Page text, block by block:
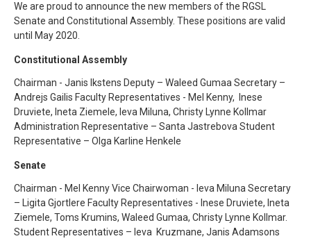
We are proud to announce the new members of the RGSL
Senate and Constitutional Assembly. These positions are valid
until May 2020.
Constitutional Assembly
Chairman - Janis Ikstens Deputy – Waleed Gumaa Secretary –
Andrejs Gailis Faculty Representatives - Mel Kenny, Inese
Druviete, Ineta Ziemele, Ieva Miluna, Christy Lynne Kollmar
Administration Representative – Santa Jastrebova Student
Representative – Olga Karline Henkele
Senate
Chairman - Mel Kenny Vice Chairwoman - Ieva Miluna Secretary
– Ligita Gjortlere Faculty Representatives - Inese Druviete, Ineta
Ziemele, Toms Krumins, Waleed Gumaa, Christy Lynne Kollmar.
Student Representatives – Ieva Kruzmane, Janis Adamsons